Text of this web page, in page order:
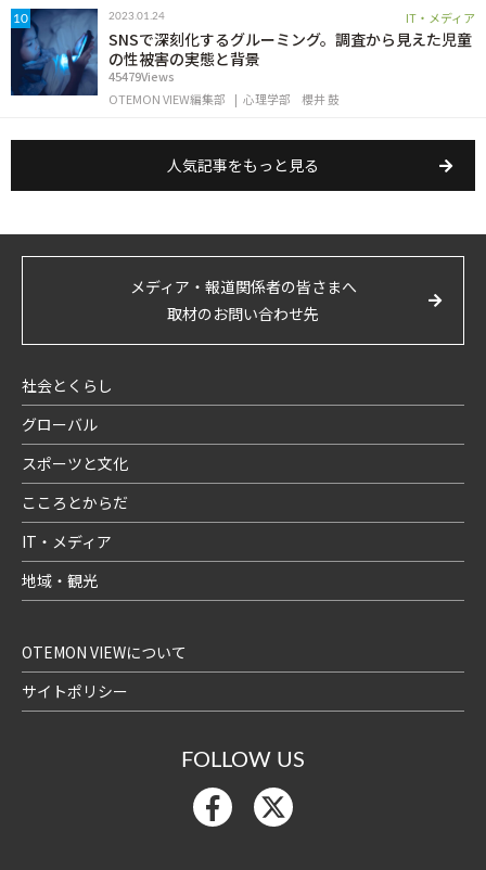
10 2023.01.24 IT・メディア
SNSで深刻化するグルーミング。調査から見えた児童
の性被害の実態と背景
45479Views
OTEMON VIEW編集部
心理学部 櫻井 鼓
人気記事をもっと見る
メディア・報道関係者の皆さまへ
取材のお問い合わせ先
社会とくらし
グローバル
スポーツと文化
こころとからだ
IT・メディア
地域・観光
OTEMON VIEWについて
サイトポリシー
FOLLOW US